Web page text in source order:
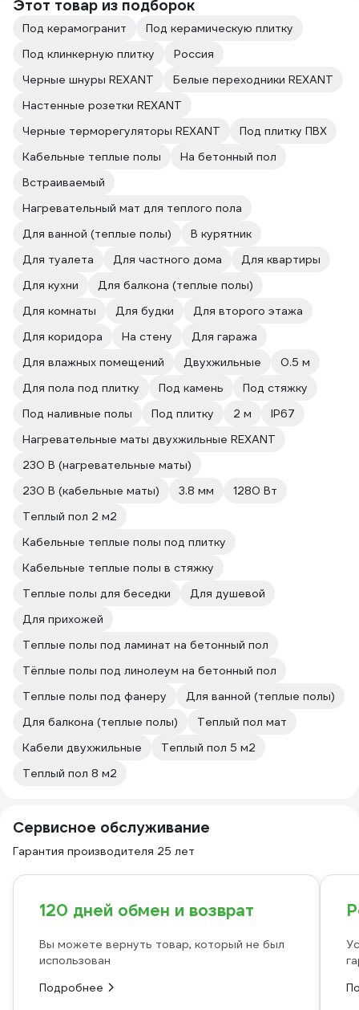
Этот товар из подборок
Под керамогранит
Под керамическую плитку
Под клинкерную плитку
Россия
Черные шнуры REXANT
Белые переходники REXANT
Настенные розетки REXANT
Черные терморегуляторы REXANT
Под плитку ПВХ
Кабельные теплые полы
На бетонный пол
Встраиваемый
Нагревательный мат для теплого пола
Для ванной (теплые полы)
В курятник
Для туалета
Для частного дома
Для квартиры
Для кухни
Для балкона (теплые полы)
Для комнаты
Для будки
Для второго этажа
Для коридора
На стену
Для гаража
Для влажных помещений
Двухжильные
0.5 м
Для пола под плитку
Под камень
Под стяжку
Под наливные полы
Под плитку 2 м
IP67
Нагревательные маты двухжильные REXANT
230 В (нагревательные маты)
230 В (кабельные маты)
3.8 мм
1280 Вт
Теплый пол 2 м2
Кабельные теплые полы под плитку
Кабельные теплые полы в стяжку
Теплые полы для беседки
Для душевой
Для прихожей
Теплые полы под ламинат на бетонный пол
Тёплые полы под линолеум на бетонный пол
Теплые полы под фанеру
Для ванной (теплые полы)
Для балкона (теплые полы)
Теплый пол мат
Кабели двухжильные
Теплый пол 5 м2
Теплый пол 8 м2
Сервисное обслуживание
Гарантия производителя 25 лет
120 дней обмен и возврат
Вы можете вернуть товар, который не был
использован
Подробнее